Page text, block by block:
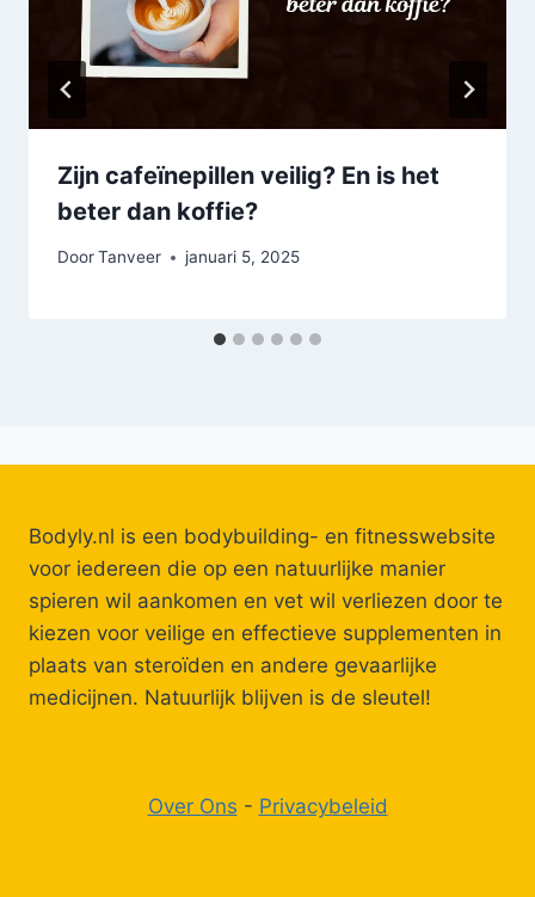
Zijn cafeïnepillen veilig? En is het
beter dan koffie?
DoorTanveer januari 5, 2025
Bodyly.nl is een bodybuilding- en fitnesswebsite
voor iedereen die op een natuurlijke manier
spieren wil aankomen en vet wil verliezen door te
kiezen voor veilige en effectieve supplementen in
plaats van steroïden en andere gevaarlijke
medicijnen. Natuurlijk blijven is de sleutel!
Over Ons - Privacybeleid